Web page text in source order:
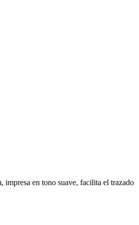
en tono suave, facilita el trazado